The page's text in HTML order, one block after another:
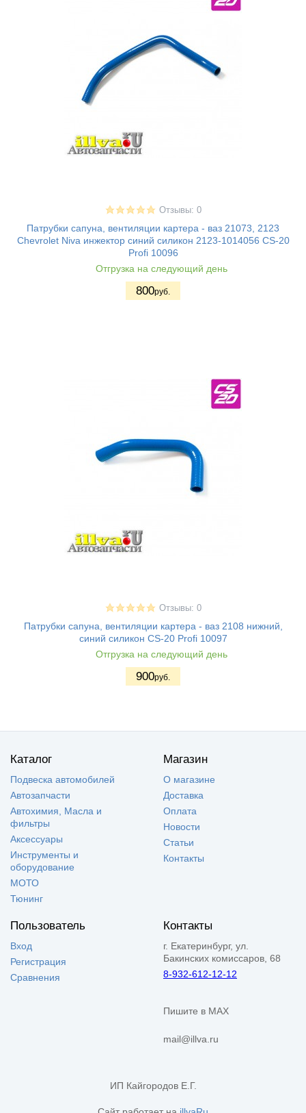
Отзывы: 0
Патрубки сапуна, вентиляции картера - ваз 21073, 2123
Chevrolet Niva инжектор синий силикон 2123-1014056 CS-20
Profi 10096
Отгрузка на следующий день
800руб.
Отзывы: 0
Патрубки сапуна, вентиляции картера - ваз 2108 нижний,
синий силикон CS-20 Profi 10097
Отгрузка на следующий день
900руб.
Каталог
Подвеска автомобилей
Автозапчасти
Автохимия, Масла и
фильтры
Аксессуары
Инструменты и
оборудование
МОТО
Тюнинг
Магазин
О магазине
Доставка
Оплата
Новости
Статьи
Контакты
Пользователь
Вход
Регистрация
Сравнения
Контакты
г. Екатеринбург, ул.
Бакинских комиссаров, 68
8-932-612-12-12
Пишите в MAX
mail@illva.ru
ИП Кайгородов Е.Г.